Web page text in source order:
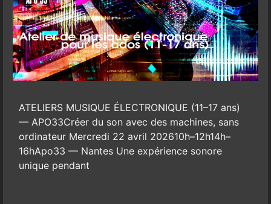
ATELIERS MUSIQUE ÉLECTRONIQUE (11–17 ans)
— APO33Créer du son avec des machines, sans
ordinateur Mercredi 22 avril 202610h–12h14h–
16hApo33 — Nantes Une expérience sonore
unique pendant